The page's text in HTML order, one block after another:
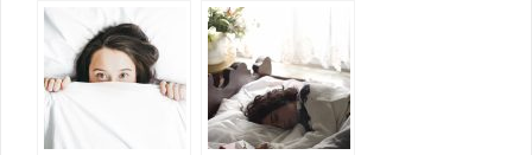
ventre ?